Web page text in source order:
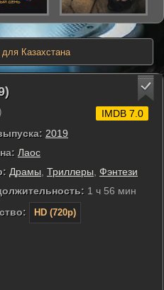
Казахстана
2019
Лаос
Драмы Триллеры Фэнтези
1 ч 56 мин
HD (720p)
IMDB 7.0